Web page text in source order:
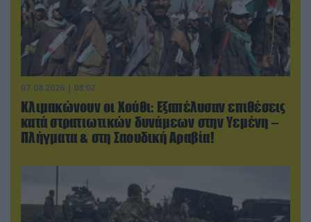
07.08.2026 | 08:02
Κλιμακώνουν οι Χούθι: Eξαπέλυσαν επιθέσεις
κατά στρατιωτικών δυνάμεων στην Υεμένη –
Πλήγματα & στη Σαουδική Αραβία!